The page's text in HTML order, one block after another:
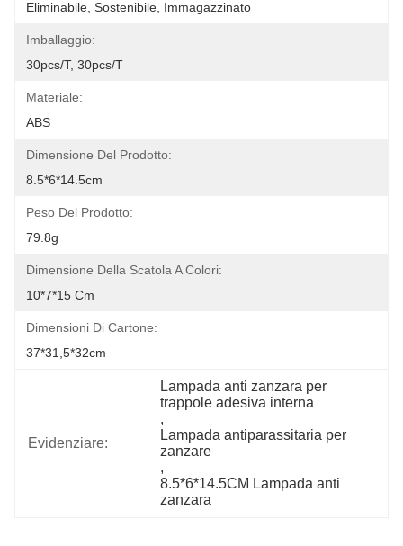
Eliminabile, Sostenibile, Immagazzinato
Imballaggio:
30pcs/t, 30pcs/t
Materiale:
ABS
Dimensione Del Prodotto:
8.5*6*14.5cm
Peso Del Prodotto:
79.8g
Dimensione Della Scatola A Colori:
10*7*15 Cm
Dimensioni Di Cartone:
37*31,5*32cm
Evidenziare:
Lampada anti zanzara per
trappole adesiva interna
,
Lampada antiparassitaria per
zanzare
,
8.5*6*14.5CM Lampada anti
zanzara